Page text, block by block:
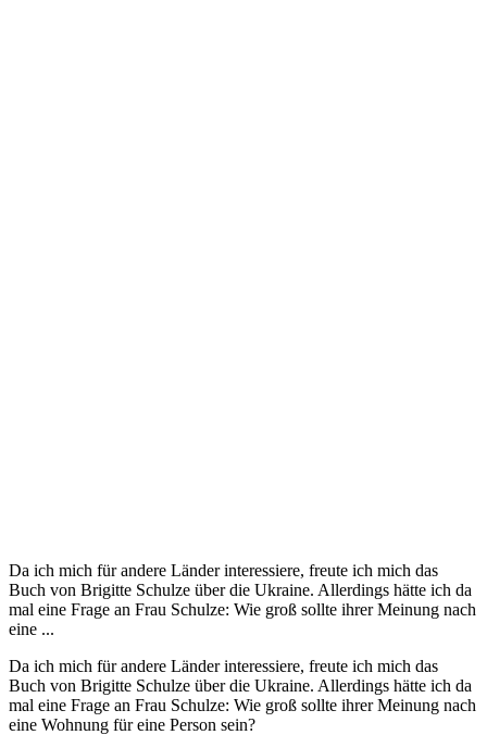
Da ich mich für andere Länder interessiere, freute ich mich das
Buch von Brigitte Schulze über die Ukraine. Allerdings hätte ich da
mal eine Frage an Frau Schulze: Wie groß sollte ihrer Meinung nach
eine ...
Da ich mich für andere Länder interessiere, freute ich mich das
Buch von Brigitte Schulze über die Ukraine. Allerdings hätte ich da
mal eine Frage an Frau Schulze: Wie groß sollte ihrer Meinung nach
eine Wohnung für eine Person sein?